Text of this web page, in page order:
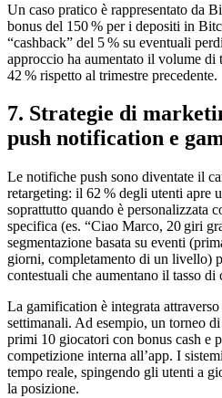
Un caso pratico è rappresentato da
bonus del 150 % per i depositi in
“cashback” del 5 % su eventuali
approccio ha aumentato il volume di
42 % rispetto al trimestre precedente.
7. Strategie di
push notification e
Le notifiche push sono diventate il
retargeting: il 62 % degli utenti apre
soprattutto quando è personalizzata
specifica (es. “Ciao Marco, 20 giri
segmentazione basata su eventi
giorni, completamento di un livello)
contestuali che aumentano il tasso di
La gamification è integrata
settimanali. Ad esempio, un torneo
primi 10 giocatori con bonus cash e
competizione interna all’app. I
tempo reale, spingendo gli utenti a
la posizione.